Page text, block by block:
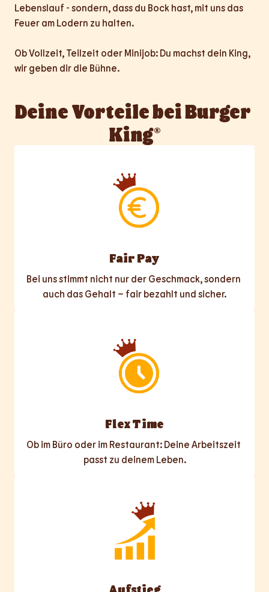
Lebenslauf - sondern, dass du Bock hast, mit uns das
Feuer am Lodern zu halten.
Ob Vollzeit, Teilzeit oder Minijob: Du machst dein King,
wir geben dir die Bühne.
Deine Vorteile bei Burger
King®
Fair Pay
Bei uns stimmt nicht nur der Geschmack, sondern
auch das Gehalt – fair bezahlt und sicher.
Flex Time
Ob im Büro oder im Restaurant: Deine Arbeitszeit
passt zu deinem Leben.
Aufstieg